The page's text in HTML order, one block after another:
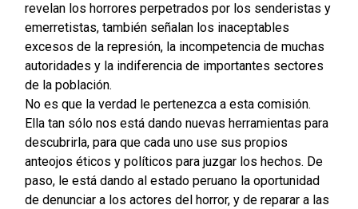
revelan los horrores perpetrados por los senderistas y
emerretistas, también señalan los inaceptables
excesos de la represión, la incompetencia de muchas
autoridades y la indiferencia de importantes sectores
de la población.
No es que la verdad le pertenezca a esta comisión.
Ella tan sólo nos está dando nuevas herramientas para
descubrirla, para que cada uno use sus propios
anteojos éticos y políticos para juzgar los hechos. De
paso, le está dando al estado peruano la oportunidad
de denunciar a los actores del horror, y de reparar a las